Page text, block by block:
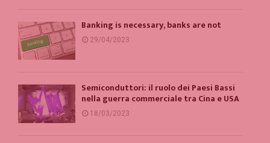
Banking is necessary, banks are not
29/04/2023
Semiconduttori: il ruolo dei Paesi Bassi
nella guerra commerciale tra Cina e USA
18/03/2023